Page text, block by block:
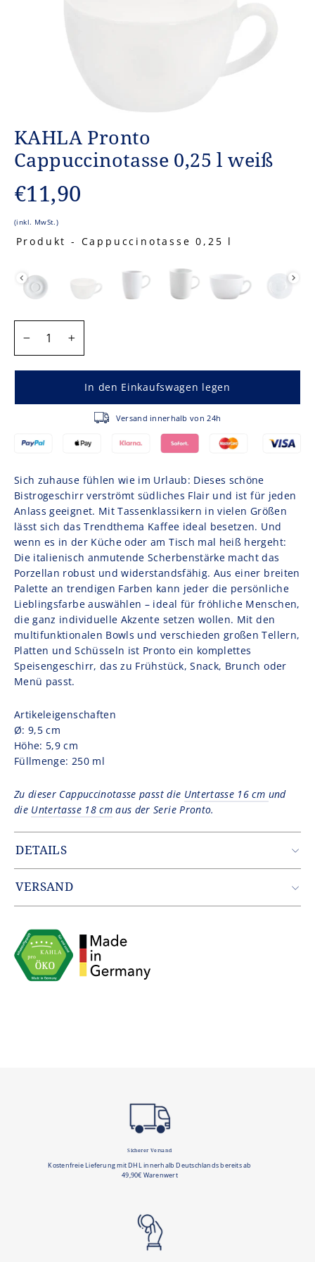
KAHLA Pronto
Cappuccinotasse 0,25 l weiß
€11,90
(inkl. MwSt.)
Produkt - Cappuccinotasse 0,25 l
In den Einkaufswagen legen
Versand innerhalb von 24h
Sich zuhause fühlen wie im Urlaub: Dieses schöne
Bistrogeschirr verströmt südliches Flair und ist für jeden
Anlass geeignet. Mit Tassenklassikern in vielen Größen
lässt sich das Trendthema Kaffee ideal besetzen. Und
wenn es in der Küche oder am Tisch mal heiß hergeht:
Die italienisch anmutende Scherbenstärke macht das
Porzellan robust und widerstandsfähig. Aus einer breiten
Palette an trendigen Farben kann jeder die persönliche
Lieblingsfarbe auswählen – ideal für fröhliche Menschen,
die ganz individuelle Akzente setzen wollen. Mit den
multifunktionalen Bowls und verschieden großen Tellern,
Platten und Schüsseln ist Pronto ein komplettes
Speisengeschirr, das zu Frühstück, Snack, Brunch oder
Menü passt.
Artikeleigenschaften
Ø: 9,5 cm
Höhe: 5,9 cm
Füllmenge: 250 ml
Zu dieser Cappuccinotasse passt die Untertasse 16 cm und
die Untertasse 18 cmaus der Serie Pronto.
DETAILS
Artikelnummer: PRO1225XXWHITA6
Gewicht: 0.205 kg
VERSAND
Zustellung erfolgt durch unseren Partner DHL.
einem Warenwert von 49,90€.
Sicherer Versand
Kostenfreie Lieferung mit DHL innerhalb Deutschlands bereits ab
49,90€ Warenwert